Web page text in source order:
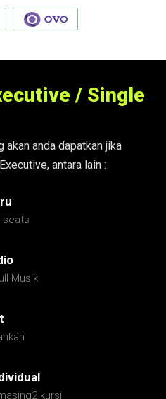
/ Single
anda dapatkan jika
antara lain :
seats
Musik
kursi